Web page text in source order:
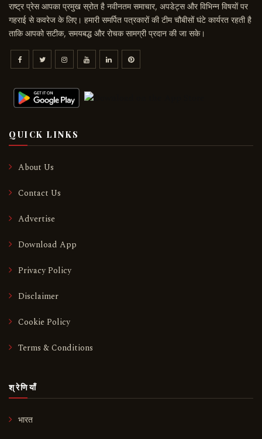
राष्ट्र प्रेस आपका प्रमुख स्रोत है नवीनतम समाचार, अपडेट्स और विभिन्न विषयों पर
गहराई से कवरेज के लिए। हमारी समर्पित पत्रकारों की टीम चौबीसों घंटे कार्यरत रहती है
ताकि आपको सटीक, समयबद्ध और रोचक सामग्री प्रदान की जा सके।
QUICK LINKS
About Us
Contact Us
Advertise
Download App
Privacy Policy
Disclaimer
Cookie Policy
Terms & Conditions
श्रेणियाँ
भारत